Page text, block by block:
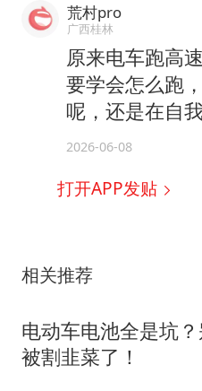
荒村pro
广西桂林
原来电车跑高
要学会怎么跑
呢，还是在自
2026-06-08
打开APP发贴
相关推荐
电动车电池全是坑
被割韭菜了！